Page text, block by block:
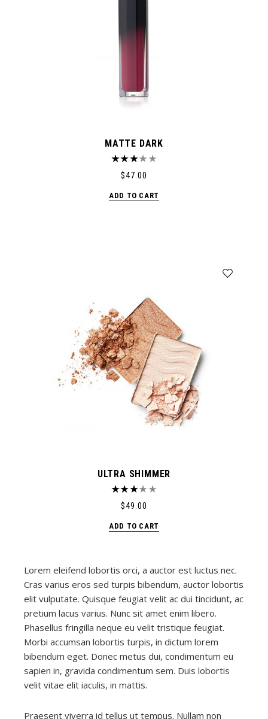
MATTE DARK
$47.00
ADD TO CART
ULTRA SHIMMER
$49.00
ADD TO CART
Lorem eleifend lobortis orci, a auctor est luctus nec.
Cras varius eros sed turpis bibendum, auctor lobortis
elit vulputate. Quisque feugiat velit ac dui tincidunt, ac
pretium lacus varius. Nunc sit amet enim libero.
Phasellus fringilla neque eu velit tristique feugiat.
Morbi accumsan lobortis turpis, in dictum lorem
bibendum eget. Donec metus dui, condimentum eu
sapien in, gravida condimentum sem. Duis lobortis
velit vitae elit iaculis, in mattis.
Praesent viverra id tellus ut tempus. Nullam non